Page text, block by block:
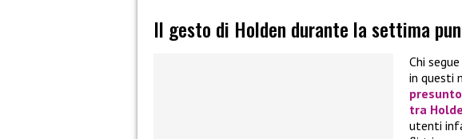
Il gesto di Holden durante la settima
Chi
in questi
tra
utenti